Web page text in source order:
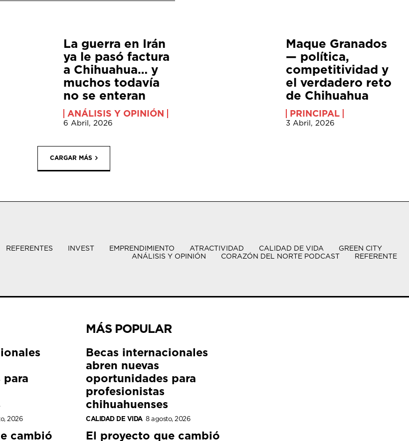
La guerra en Irán
ya le pasó factura
a Chihuahua… y
muchos todavía
no se enteran
ANÁLISIS Y OPINIÓN
6 Abril, 2026
Maque Granados
— política,
competitividad y
el verdadero reto
de Chihuahua
PRINCIPAL
3 Abril, 2026
CARGAR MÁS
REFERENTES INVEST EMPRENDIMIENTO ATRACTIVIDAD CALIDAD DE VIDA
GREEN CITY
ANÁLISIS Y OPINIÓN
CORAZÓN DEL NORTE PODCAST REFERENTE
2026
cambió
MÁS POPULAR
Becas internacionales
abren nuevas
oportunidades para
profesionistas
chihuahuenses
CALIDAD DE VIDA 8 agosto, 2026
El proyecto que cambió